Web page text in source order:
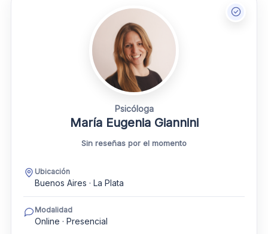
Psicóloga
María Eugenia Giannini
Sin reseñas por el momento
Ubicación
Buenos Aires · La Plata
Modalidad
Online · Presencial